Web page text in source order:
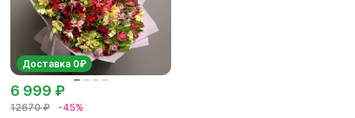
Доставка 0₽
12670 ₽ -45%
6 999 ₽